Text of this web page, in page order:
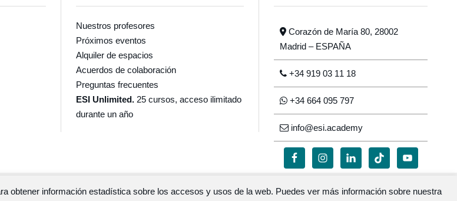
Nuestros profesores
Próximos eventos
Alquiler de espacios
Acuerdos de colaboración
Preguntas frecuentes
ESI Unlimited. 25 cursos, acceso ilimitado
durante un año
Corazón de María 80, 28002
Madrid – ESPAÑA
+34 919 03 11 18
+34 664 095 797
info@esi.academy
obtener información estadística sobre los accesos y usos de la web. Puedes ver más información sobre nuestra